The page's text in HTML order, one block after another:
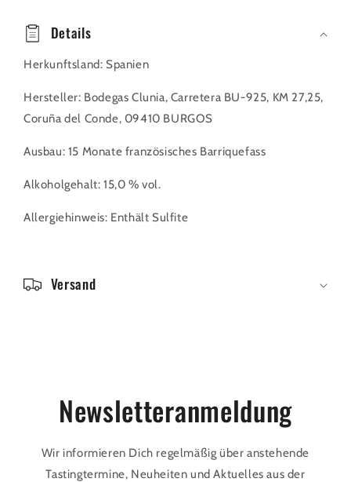
Details
Herkunftsland: Spanien
Hersteller: Bodegas Clunia, Carretera BU-925, KM 27,25,
Coruña del Conde, 09410 BURGOS
Ausbau: 15 Monate französisches Barriquefass
Alkoholgehalt: 15,0 % vol.
Allergiehinweis: Enthält Sulfite
Versand
Newsletteranmeldung
Wir informieren Dich regelmäßig über anstehende
Tastingtermine, Neuheiten und Aktuelles aus der